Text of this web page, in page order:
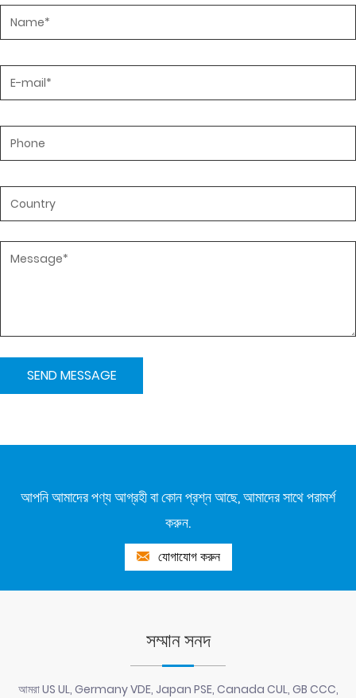
আপনি আমাদের পণ্য আগ্রহী বা কোন প্রশ্ন আছে, আমাদের সাথে পরামর্শ
করুন.
যোগাযোগ করুন
সম্মান সনদ
আমরা US UL, Germany VDE, Japan PSE, Canada CUL, GB CCC,